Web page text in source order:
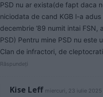
PSD nu ar exista(de fapt daca
niciodata de cand KGB l-a adus
decembrie ’89 numit intai FSN,
PSD) Pentru mine PSD nu este
Clan de infractori, de
Răspundeți
Kise Leff miercuri, 23 iulie 2025